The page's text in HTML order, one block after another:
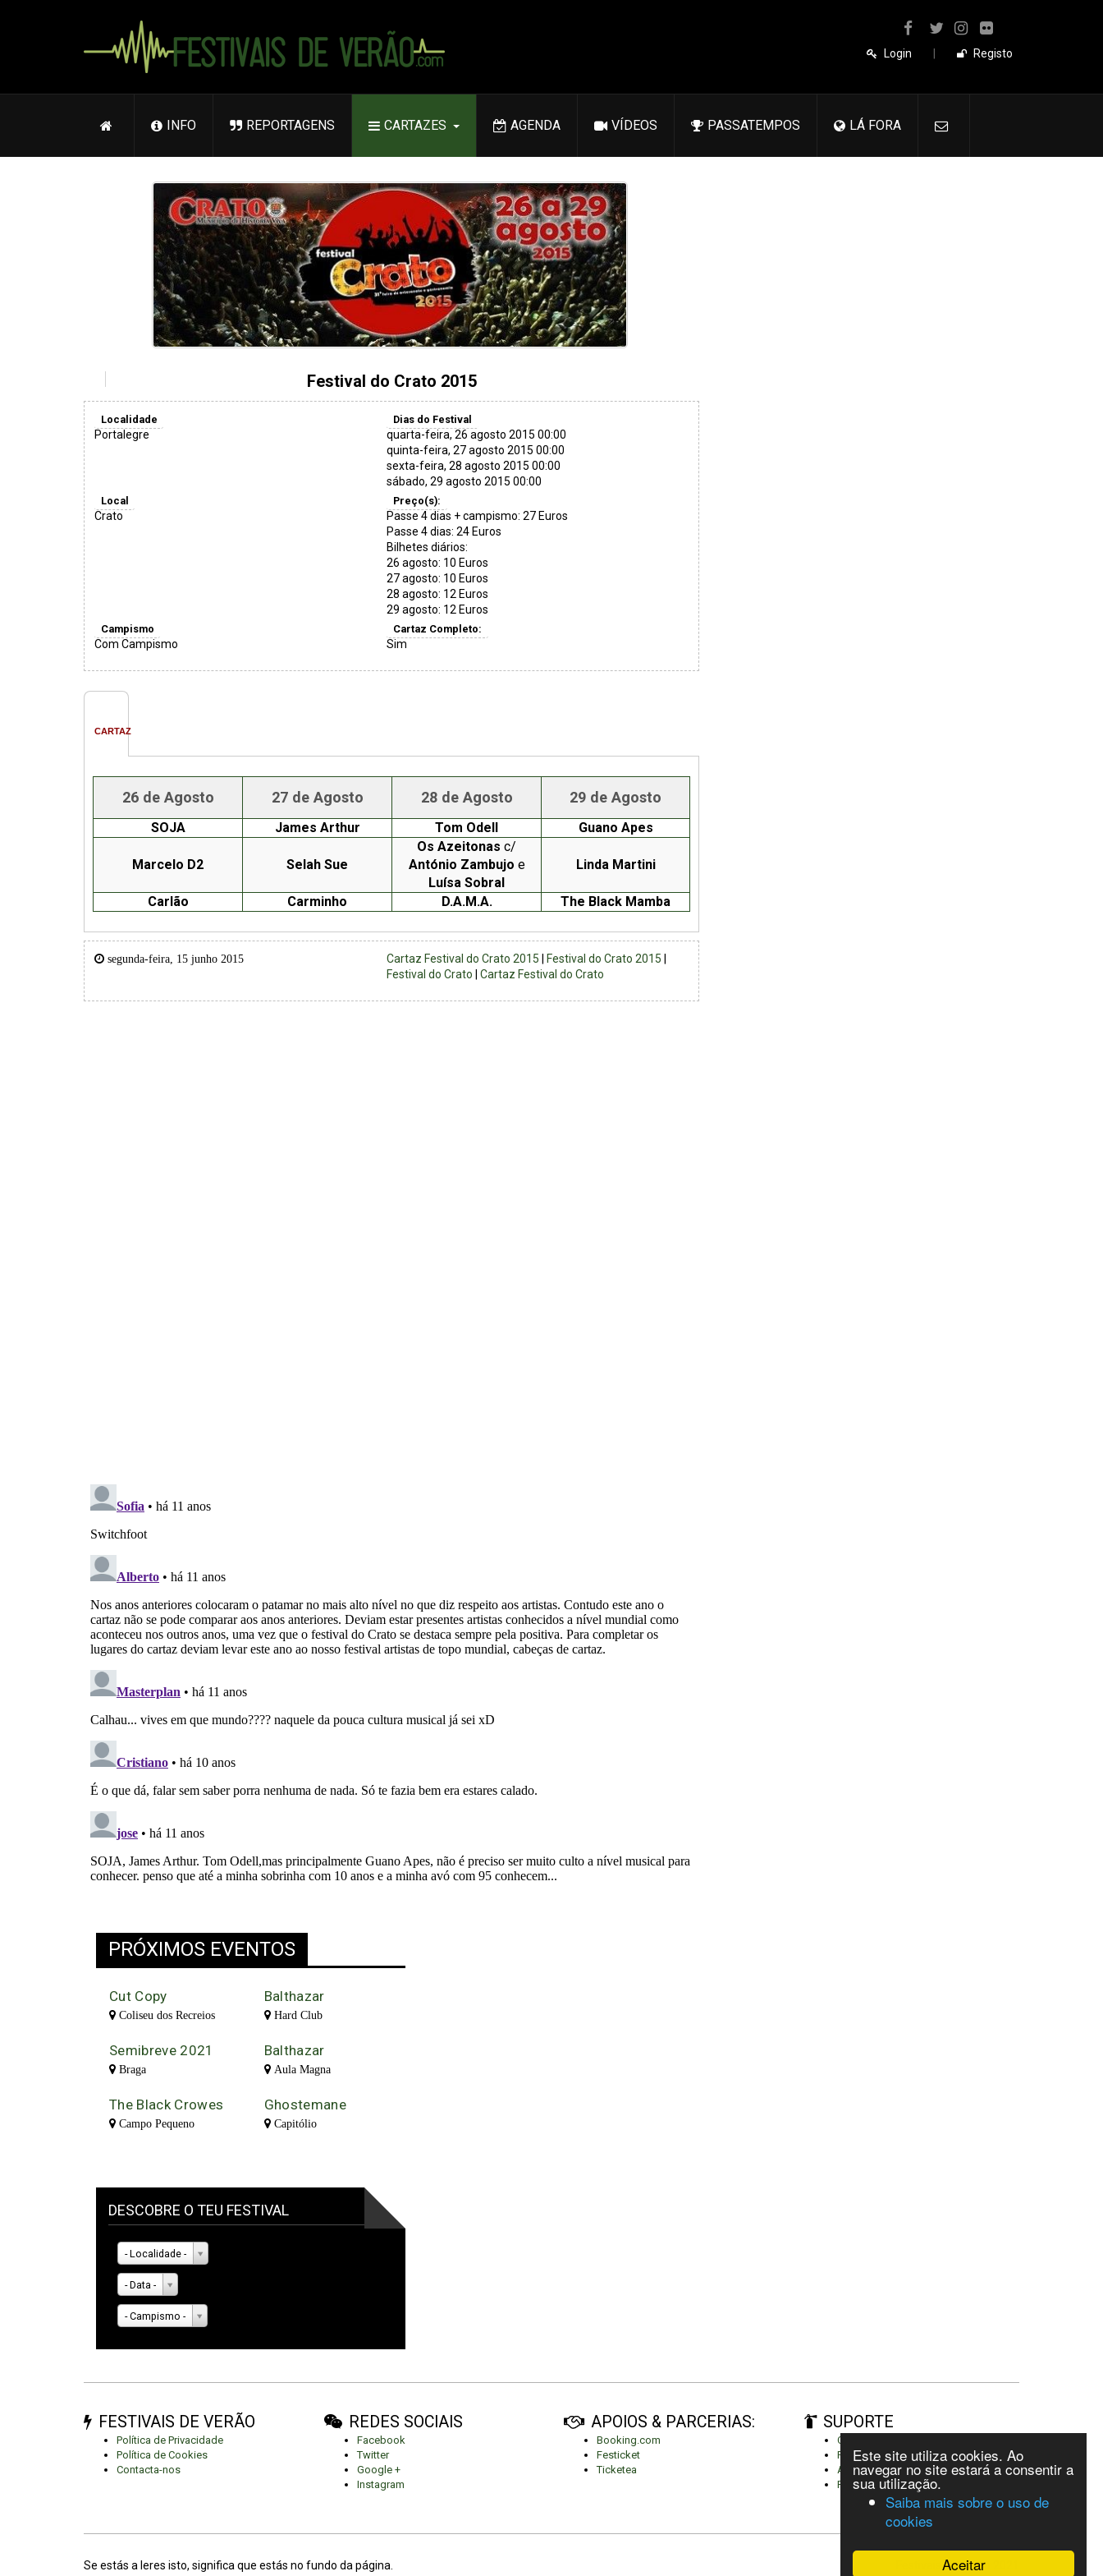
Este site utiliza cookies. Ao
navegar no site estará a consentir a
sua utilização.
Saiba mais sobre o uso de
cookies
Aceitar
Login Registo
INFO REPORTAGENS CARTAZES AGENDA VÍDEOS PASSATEMPOS LÁ FORA
Festival do Crato 2015
Localidade
Portalegre
Dias do Festival
quarta-feira, 26 agosto 2015 00:00
quinta-feira, 27 agosto 2015 00:00
sexta-feira, 28 agosto 2015 00:00
sábado, 29 agosto 2015 00:00
Local
Crato
Preço(s):
Passe 4 dias + campismo: 27 Euros
Passe 4 dias: 24 Euros
Bilhetes diários:
26 agosto: 10 Euros
27 agosto: 10 Euros
28 agosto: 12 Euros
29 agosto: 12 Euros
Campismo
Com Campismo
Cartaz Completo:
Sim
CARTAZ
26 de Agosto 27 de Agosto 28 de Agosto 29 de Agosto
SOJA James Arthur Tom Odell Guano Apes
Marcelo D2 Selah Sue
Os Azeitonas c/
António Zambujo e
Luísa Sobral
Linda Martini
Carlão Carminho D.A.M.A. The Black Mamba
segunda-feira, 15 junho 2015 Cartaz Festival do Crato 2015 Festival do Crato 2015
Festival do Crato |Cartaz Festival do Crato
PRÓXIMOS EVENTOS
Cut Copy
Coliseu dos Recreios
Balthazar
Hard Club
Semibreve 2021
Braga
Balthazar
Aula Magna
The Black Crowes
Campo Pequeno
Ghostemane
Capitólio
DESCOBRE O TEU FESTIVAL
- Localidade -
- Data -
- Campismo -
FESTIVAIS DE VERÃO
Política de Privacidade
Política de Cookies
Contacta-nos
REDES SOCIAIS
Facebook
Twitter
Google +
Instagram
APOIOS & PARCERIAS:
Booking.com
Festicket
Ticketea
SUPORTE
Criar conta
Fazer autenticação
Adicionar um novo cartaz
Reportar erro
Se estás a leres isto, significa que estás no fundo da página. Festivais de Verão 2021